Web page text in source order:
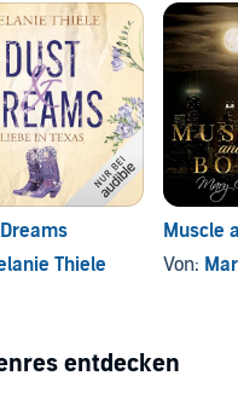
Thiele
Muscle
Von:
entdecken